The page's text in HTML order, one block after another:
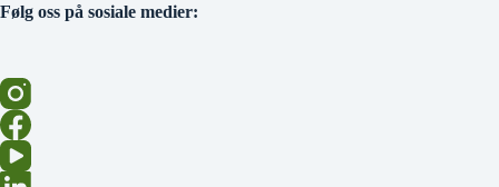
Følg oss på sosiale medier: